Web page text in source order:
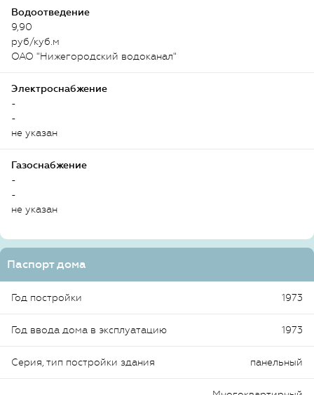
Водоотведение
9,90
руб/куб.м
ОАО "Нижегородский водоканал"
Электроснабжение
-
-
не указан
Газоснабжение
-
-
не указан
Паспорт дома
Год постройки 1973
Год ввода дома в эксплуатацию 1973
Серия, тип постройки здания панельный